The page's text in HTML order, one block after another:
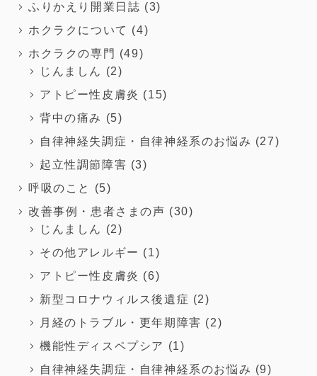
ふりかえり開業日誌 (3)
ホクラクについて (4)
ホクラクの専門 (49)
じんましん (2)
アトピー性皮膚炎 (15)
背中の痛み (5)
自律神経失調症・自律神経系のお悩み (27)
起立性調節障害 (3)
呼吸のこと
(5)
改善事例・患者さまの声 (30)
じんましん (2)
その他アレルギー (1)
アトピー性皮膚炎 (6)
新型コロナウィルス後遺症 (2)
月経のトラブル・更年期障害 (2)
機能性ディスペプシア (1)
自律神経失調症・自律神経系のお悩み (9)